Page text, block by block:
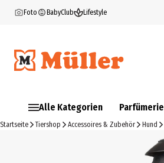
Foto BabyClub Lifestyle
Alle Kategorien Parfümerie
Startseite Tiershop Accessoires & Zubehör Hund